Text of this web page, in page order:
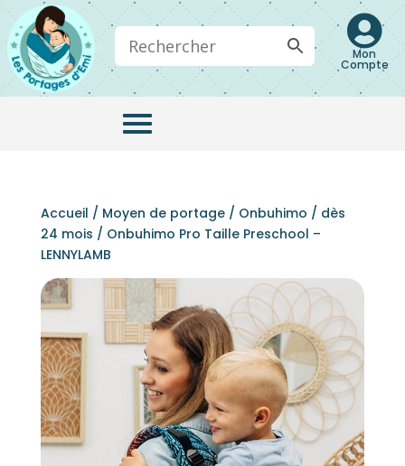

Mon
Compte
Accueil / Moyen de portage/ Onbuhimo / dès
24 mois / Onbuhimo Pro Taille Preschool –
LENNYLAMB